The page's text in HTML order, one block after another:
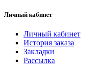
Личный кабинет
Личный кабинет
История заказа
Закладки
Рассылка